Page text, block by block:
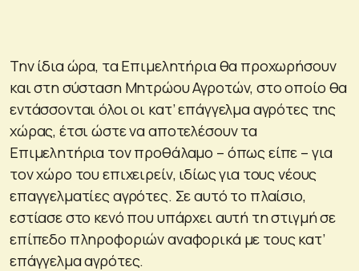
Την ίδια ώρα, τα Επιμελητήρια θα προχωρήσουν
και στη σύσταση Μητρώου Αγροτών, στο οποίο θα
εντάσσονται όλοι οι κατ’ επάγγελμα αγρότες της
χώρας, έτσι ώστε να αποτελέσουν τα
Επιμελητήρια τον προθάλαμο – όπως είπε – για
τον χώρο του επιχειρείν, ιδίως για τους νέους
επαγγελματίες αγρότες. Σε αυτό το πλαίσιο,
εστίασε στο κενό που υπάρχει αυτή τη στιγμή σε
επίπεδο πληροφοριών αναφορικά με τους κατ’
επάγγελμα αγρότες.